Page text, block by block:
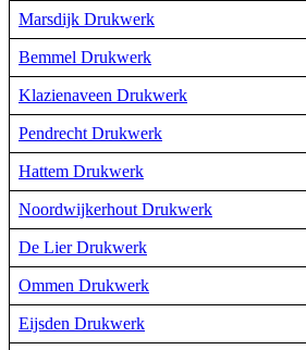
Marsdijk Drukwerk
Bemmel Drukwerk
Klazienaveen Drukwerk
Pendrecht Drukwerk
Hattem Drukwerk
Noordwijkerhout Drukwerk
De Lier Drukwerk
Ommen Drukwerk
Eijsden Drukwerk